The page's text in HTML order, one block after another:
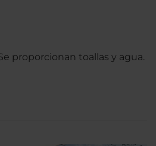
proporcionan toallas y agua.